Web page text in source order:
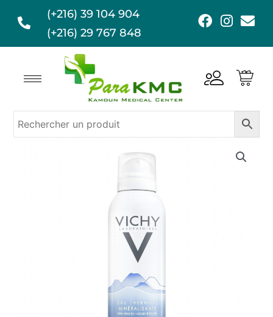
(+216) 39 104 904
(+216) 29 767 848
F
c
b
o
I
s
E
v
l
o
e